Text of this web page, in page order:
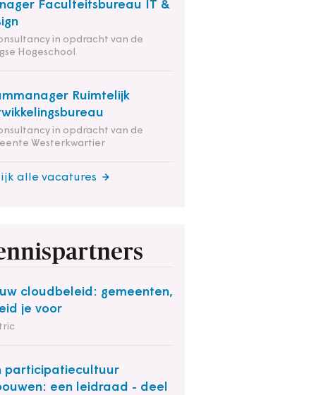
Faculteitsbureau IT &
in opdracht van de
Hogeschool
Ruimtelijk
in opdracht van de
Westerkwartier
alle vacatures
cloudbeleid: gemeenten,
je voor
participatiecultuur
een leidraad - deel